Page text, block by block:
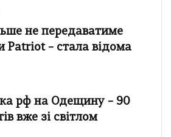
не передаватиме
Patriot – стала відома
рф на Одещину – 90
вже зі світлом